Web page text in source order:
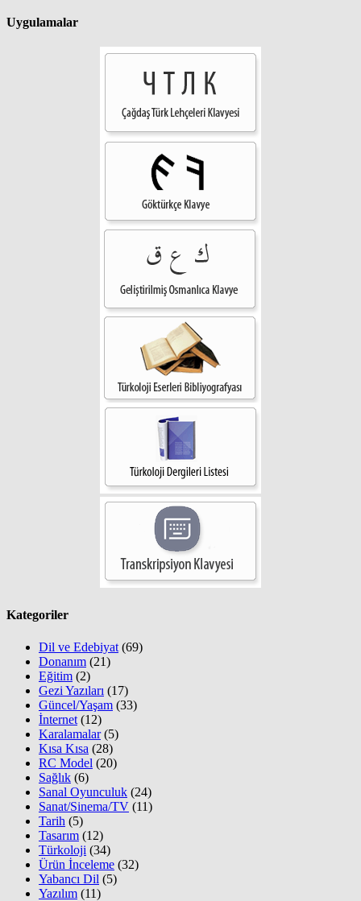
Uygulamalar
Kategoriler
Dil ve Edebiyat (69)
Donanım (21)
Eğitim (2)
Gezi Yazıları (17)
Güncel/Yaşam (33)
İnternet (12)
Karalamalar(5)
Kısa Kısa (28)
RC Model (20)
Sağlık (6)
Sanal Oyunculuk (24)
Sanat/Sinema/TV (11)
Tarih (5)
Tasarım (12)
Türkoloji (34)
Ürün İnceleme (32)
Yabancı Dil (5)
Yazılım (11)